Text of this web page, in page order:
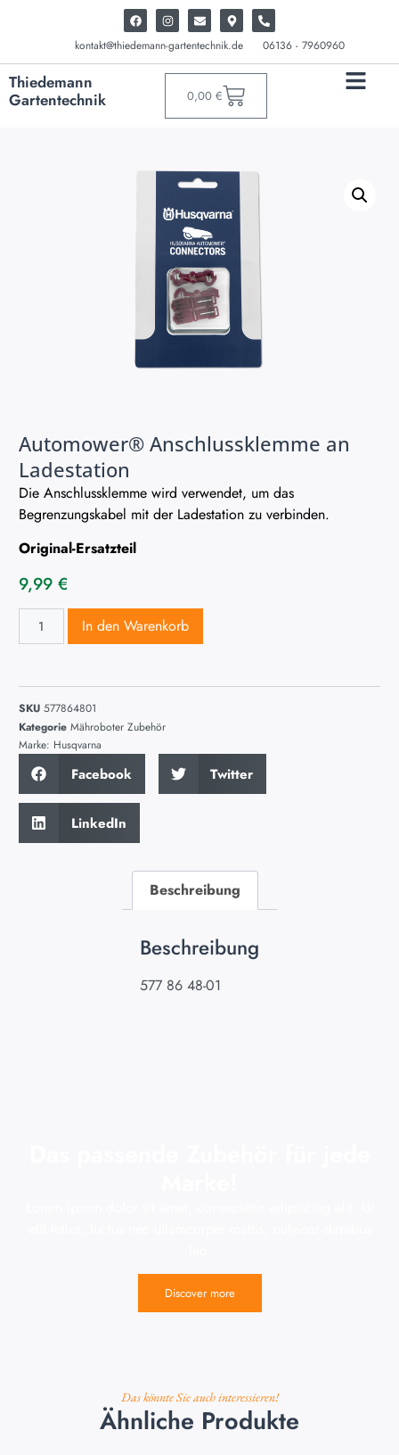
kontakt@thiedemann-gartentechnik.de 06136 - 7960960
Thiedemann
Gartentechnik
0,00 €
Automower® Anschlussklemme an
Ladestation
Die Anschlussklemme wird verwendet, um das
Begrenzungskabel mit der Ladestation zu verbinden.
Original-Ersatzteil
9,99 €
In den Warenkorb
SKU 577864801
Kategorie Mähroboter Zubehör
Marke: Husqvarna
Facebook Twitter
LinkedIn
Beschreibung
Beschreibung
577 86 48-01
Discover more
Das könnte Sie auch interessieren!
Ähnliche Produkte